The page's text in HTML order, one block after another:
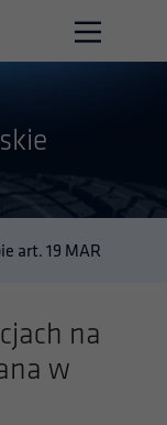
version
art. 19 MAR
na
w